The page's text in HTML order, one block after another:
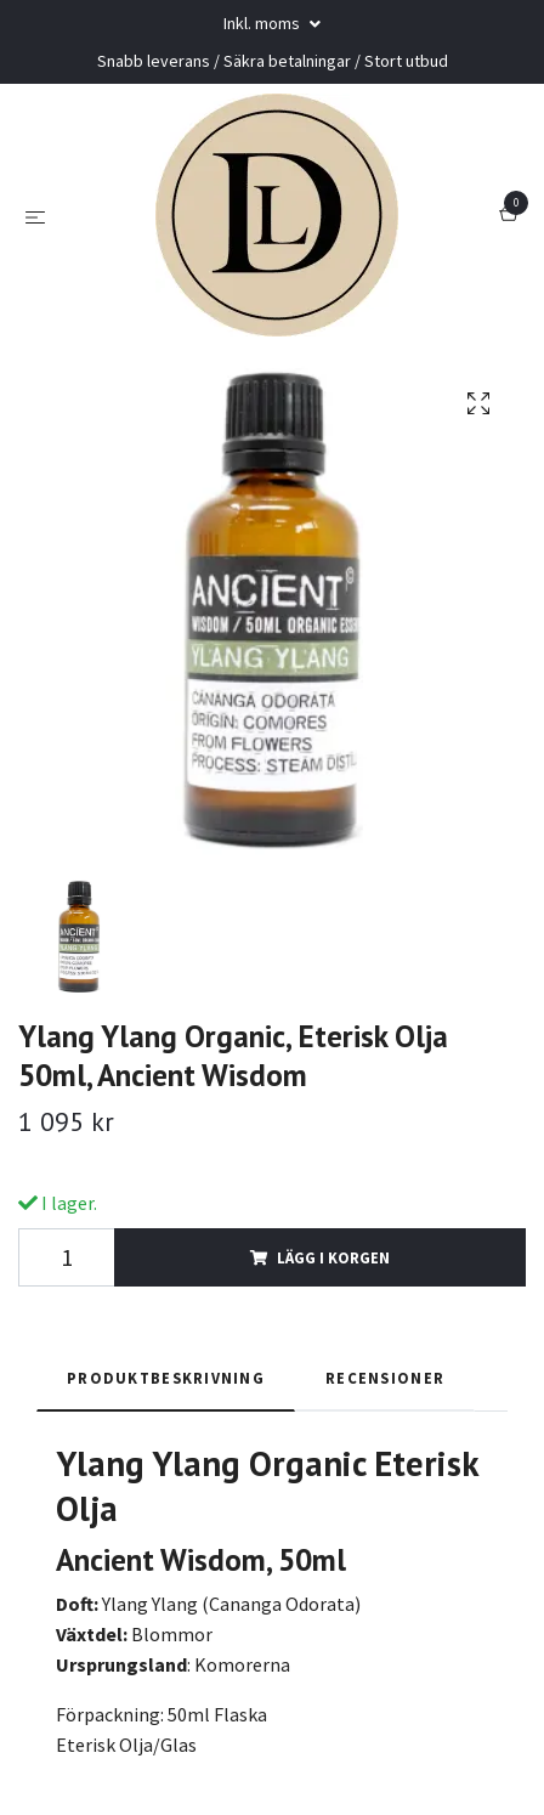
Inkl. moms
Snabb leverans / Säkra betalningar / Stort utbud
0
Ylang Ylang Organic, Eterisk Olja
50ml, Ancient Wisdom
1 095 kr
I lager.
LÄGG I KORGEN
PRODUKTBESKRIVNING RECENSIONER
Ylang Ylang Organic Eterisk
Olja
Ancient Wisdom, 50ml
Doft:Ylang Ylang (Cananga Odorata)
Växtdel: Blommor
Ursprungsland: Komorerna
Förpackning: 50ml Flaska
Eterisk Olja/Glas